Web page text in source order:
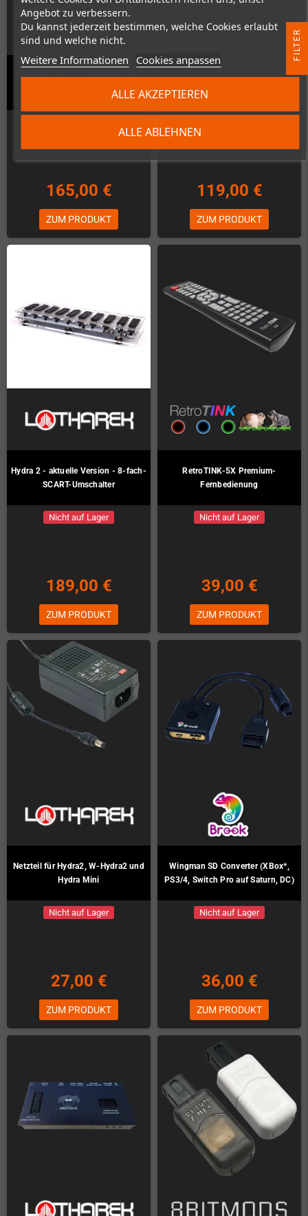
Angebot zu verbessern.
Du kannst jederzeit bestimmen, welche Cookies erlaubt
sind und welche nicht.
Weitere Informationen Cookies anpassen
ALLE ABLEHNEN
ALLE AKZEPTIEREN
RetroTink 2X-Pro Videokonverter
165,00 €
ZUM PRODUKT
119,00 €
ZUM PRODUKT
Hydra 2 - aktuelle Version - 8-fach-
SCART-Umschalter
Nicht auf Lager
189,00 €
ZUM PRODUKT
RetroTINK-5X Premium-
Fernbedienung
Nicht auf Lager
39,00 €
ZUM PRODUKT
Netzteil für Hydra2, W-Hydra2 und
Hydra Mini
Nicht auf Lager
27,00 €
ZUM PRODUKT
Wingman SD Converter (XBox*,
PS3/4, Switch Pro auf Saturn, DC)
Nicht auf Lager
36,00 €
ZUM PRODUKT
R